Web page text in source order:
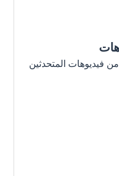
48 ألف من فيديوهات المتحدثين